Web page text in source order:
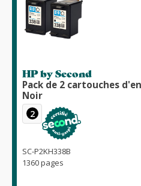
HP by Second
Pack de 2 cartouches
Noir
2
SC-P2KH338B
1360 pages